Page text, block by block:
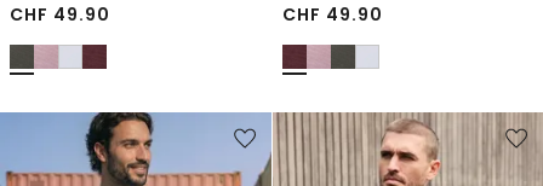
CHF 49.90
CHF 49.90